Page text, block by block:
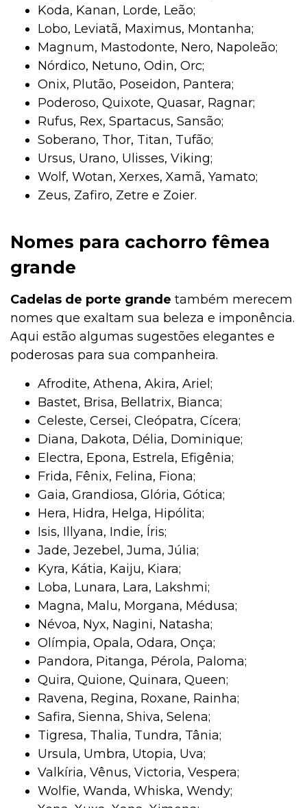
Koda, Kanan, Lorde, Leão;
Lobo, Leviatã, Maximus, Montanha;
Magnum, Mastodonte, Nero, Napoleão;
Nórdico, Netuno, Odin, Orc;
Onix, Plutão, Poseidon, Pantera;
Poderoso, Quixote, Quasar, Ragnar;
Rufus, Rex, Spartacus, Sansão;
Soberano, Thor, Titan, Tufão;
Ursus, Urano, Ulisses, Viking;
Wolf, Wotan, Xerxes, Xamã, Yamato;
Zeus, Zafiro, Zetre e Zoier.
Nomes para cachorro fêmea
grande
Cadelas de porte grande também merecem
nomes que exaltam sua beleza e imponência.
Aqui estão algumas sugestões elegantes e
poderosas para sua companheira.
Afrodite, Athena, Akira, Ariel;
Bastet, Brisa, Bellatrix, Bianca;
Celeste, Cersei, Cleópatra, Cícera;
Diana, Dakota, Délia, Dominique;
Electra, Epona, Estrela, Efigênia;
Frida, Fênix, Felina, Fiona;
Gaia, Grandiosa, Glória, Gótica;
Hera, Hidra, Helga, Hipólita;
Isis, Illyana, Indie, Íris;
Jade, Jezebel, Juma, Júlia;
Kyra, Kátia, Kaiju, Kiara;
Loba, Lunara, Lara, Lakshmi;
Magna, Malu, Morgana, Médusa;
Névoa, Nyx, Nagini, Natasha;
Olímpia, Opala, Odara, Onça;
Pandora, Pitanga, Pérola, Paloma;
Quira, Quione, Quinara, Queen;
Ravena, Regina, Roxane, Rainha;
Safira, Sienna, Shiva, Selena;
Tigresa, Thalia, Tundra, Tânia;
Ursula, Umbra, Utopia, Uva;
Valkíria, Vênus, Victoria, Vespera;
Wolfie, Wanda, Whiska, Wendy;